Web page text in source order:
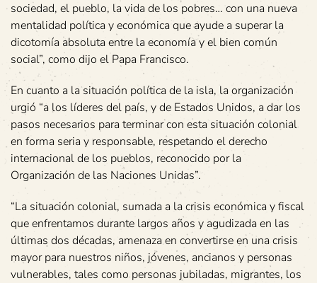
sociedad, el pueblo, la vida de los pobres… con una nueva
mentalidad política y económica que ayude a superar la
dicotomía absoluta entre la economía y el bien común
social”, como dijo el Papa Francisco.
En cuanto a la situación política de la isla, la organización
urgió “a los líderes del país, y de Estados Unidos, a dar los
pasos necesarios para terminar con esta situación colonial
en forma seria y responsable, respetando el derecho
internacional de los pueblos, reconocido por la
Organización de las Naciones Unidas”.
“La situación colonial, sumada a la crisis económica y fiscal
que enfrentamos durante largos años y agudizada en las
últimas dos décadas, amenaza en convertirse en una crisis
mayor para nuestros niños, jóvenes, ancianos y personas
vulnerables, tales como personas jubiladas, migrantes, los